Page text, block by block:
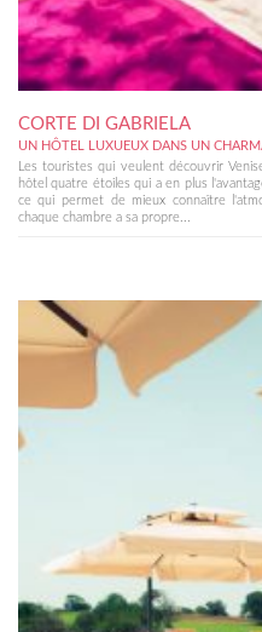
CORTE DI GABRIELA
UN HÔTEL LUXUEUX DANS UN
Les touristes qui veulent découvrir
hôtel quatre étoiles qui a en plus
ce qui permet de mieux connaître
chaque chambre a sa propre...